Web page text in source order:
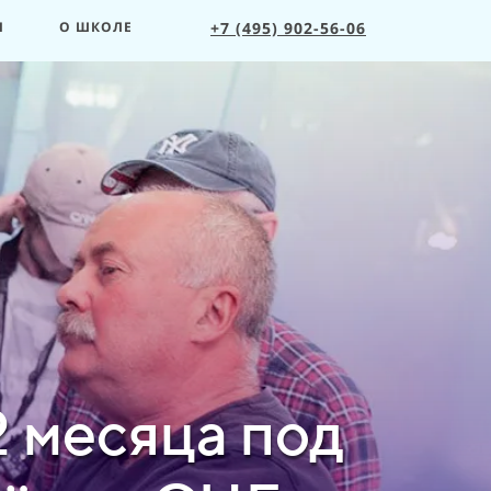
О ШКОЛЕ +7 (495) 902-56-06
под